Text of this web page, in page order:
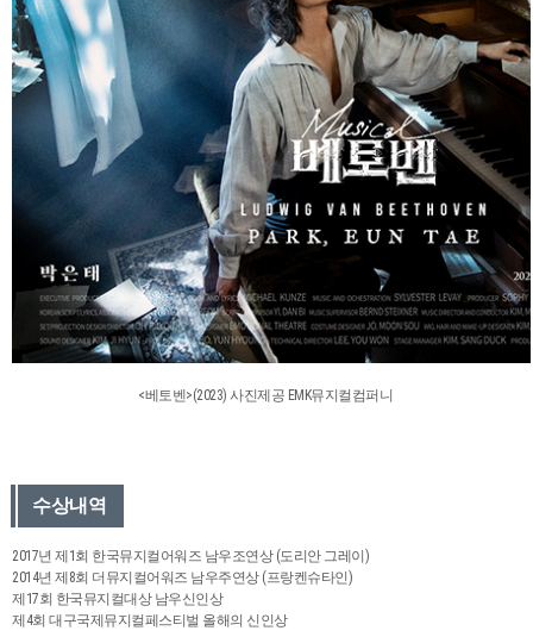
<베토벤>(2023) 사진제공 EMK뮤지컬컴퍼니
수상내역
2017년 제1회 한국뮤지컬어워즈 남우조연상 (도리안 그레이)
2014년 제8회 더뮤지컬어워즈 남우주연상 (프랑켄슈타인)
제17회 한국뮤지컬대상 남우신인상
제4회 대구국제뮤지컬페스티벌 올해의 신인상